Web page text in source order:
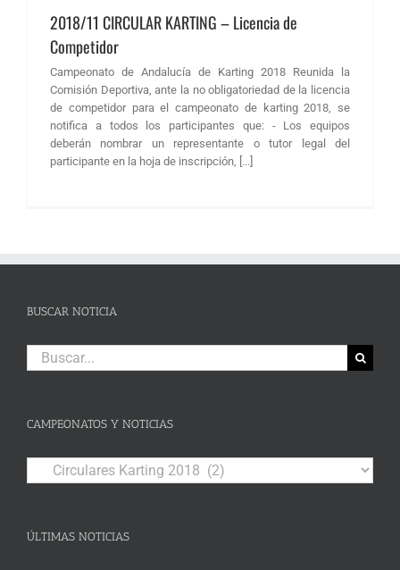
2018/11 CIRCULAR KARTING – Licencia de
Competidor
Campeonato de Andalucía de Karting 2018 Reunida la
Comisión Deportiva, ante la no obligatoriedad de la licencia
de competidor para el campeonato de karting 2018, se
notifica a todos los participantes que: - Los equipos
deberán nombrar un representante o tutor legal del
participante en la hoja de inscripción, [...]
BUSCAR NOTICIA
Buscar:
CAMPEONATOS Y NOTICIAS
Campeonatos
y
ÚLTIMAS NOTICIAS